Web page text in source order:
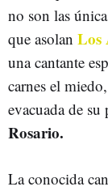
no son las
que asolan Los
una cantante
carnes el
evacuada de su
Rosario.
La conocida